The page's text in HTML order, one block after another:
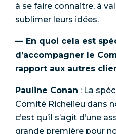
à se faire connaitre, à
sublimer leurs idées.
— En quoi cela est
d’accompagner le
rapport aux autres
Pauline Conan : La
Comité Richelieu dans
c’est qu’il s’agit d’une
grande première pour